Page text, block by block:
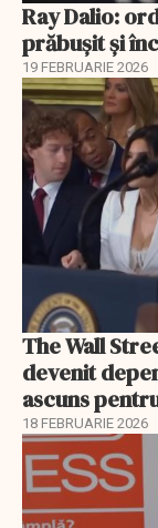
Ray Dalio:
prăbușit și
19 FEBRUARIE 2026
The Wall
devenit
ascuns
18 FEBRUARIE 2026
EXCLUSIV